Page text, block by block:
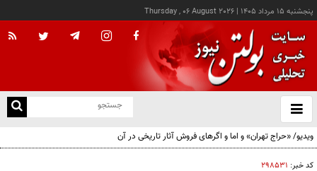
پنجشنبه ۱۵ مرداد ۱۴۰۵ |
Thursday , 06 August 2026
باز
و
ویدیو/ «حراج تهران» و اما و اگرهای فروش آثار تاریخی در آن
کد خبر: ۲۹۸۵۳۱